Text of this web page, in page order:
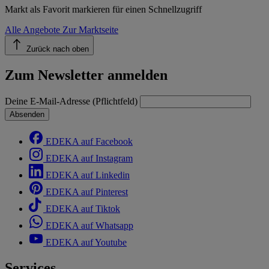
Markt als Favorit markieren für einen Schnellzugriff
Alle Angebote Zur Marktseite
Zurück nach oben
Zum Newsletter anmelden
Deine E-Mail-Adresse (Pflichtfeld)
Absenden
EDEKA auf Facebook
EDEKA auf Instagram
EDEKA auf Linkedin
EDEKA auf Pinterest
EDEKA auf Tiktok
EDEKA auf Whatsapp
EDEKA auf Youtube